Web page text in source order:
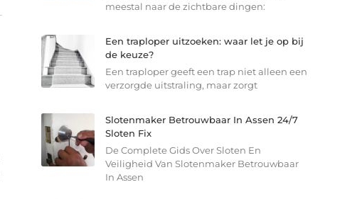
meestal naar de zichtbare dingen:
Een traploper uitzoeken: waar let je op bij
de keuze?
Een traploper geeft een trap niet alleen een
verzorgde uitstraling, maar zorgt
Slotenmaker Betrouwbaar In Assen 24/7
Sloten Fix
De Complete Gids Over Sloten En
Veiligheid Van Slotenmaker Betrouwbaar
In Assen